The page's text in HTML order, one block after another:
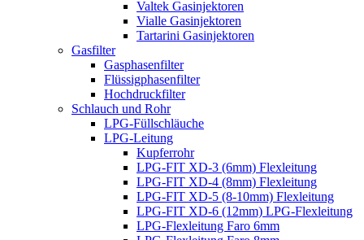
Valtek Gasinjektoren
Vialle Gasinjektoren
Tartarini Gasinjektoren
Gasfilter
Gasphasenfilter
Flüssigphasenfilter
Hochdruckfilter
Schlauch und Rohr
LPG-Füllschläuche
LPG-Leitung
Kupferrohr
LPG-FIT XD-3 (6mm) Flexleitung
LPG-FIT XD-4 (8mm) Flexleitung
LPG-FIT XD-5 (8-10mm) Flexleitung
LPG-FIT XD-6 (12mm) LPG-Flexleitung
LPG-Flexleitung Faro 6mm